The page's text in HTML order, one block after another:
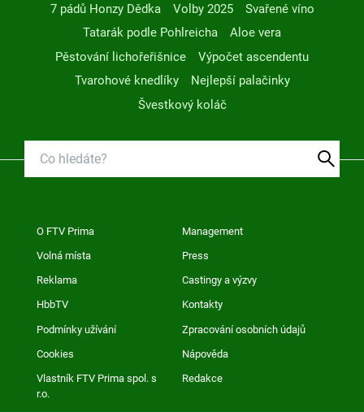
7 pádů Honzy Dědka
Volby 2025
Svařené víno
Tatarák podle Pohlreicha
Aloe vera
Pěstování lichořeřišnice
Výpočet ascendentu
Tvarohové knedlíky
Nejlepší palačinky
Švestkový koláč
O FTV Prima Management
Volná místa Press
Reklama Castingy a výzvy
HbbTV Kontakty
Podmínky užívání Zpracování osobních údajů
Cookies Nápověda
Vlastník FTV Prima spol. s
r.o.
Redakce